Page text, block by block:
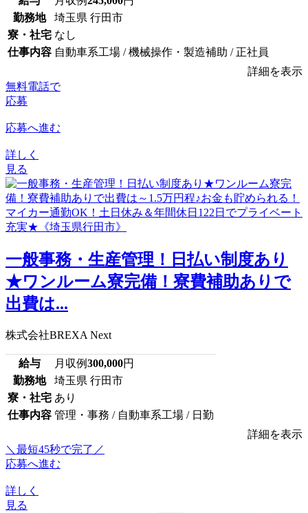
勤務地
埼玉県 行田市
寮・社宅 なし
仕事内容 自動車系工場 / 機械操作・製造補助 / 正社員
詳細を表示
無料電話で
応募
応募へ進む
詳しく
見る
一般事務・生産管理！日払い制度あり
★ワンルーム寮完備！寮費補助ありで
出費は...
株式会社BREXA Next
給与 月収例300,000円
勤務地
埼玉県 行田市
寮・社宅 あり
仕事内容 管理・事務 / 自動車系工場 / 日勤
詳細を表示
＼最短45秒で完了／
応募へ進む
詳しく
見る